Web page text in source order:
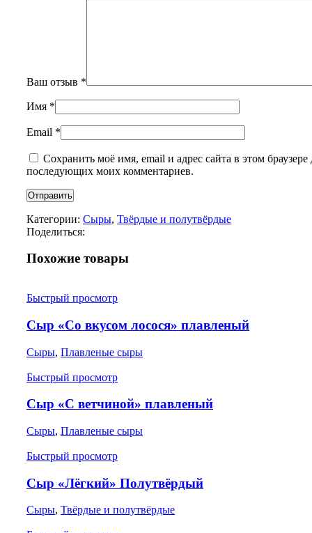
Ваш отзыв *
Имя *
Email *
Сохранить моё имя, email и адрес сайта в этом браузере
последующих моих комментариев.
Категории: Сыры, Твёрдые и полутвёрдые
Поделиться:
Похожие товары
Быстрый просмотр
Сыр «Со вкусом лосося» плавленый
Сыры, Плавленые сыры
Быстрый просмотр
Сыр «С ветчиной» плавленый
Сыры, Плавленые сыры
Быстрый просмотр
Сыр «Лёгкий» Полутвёрдый
Сыры, Твёрдые и полутвёрдые